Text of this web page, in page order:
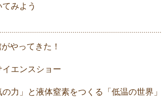
みよう
やってきた！
エンスショー
力」と液体窒素をつくる「低温の世界